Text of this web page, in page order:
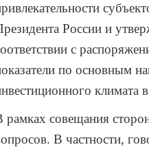
России и
с
по основным
климата
рамках совещания
В частности,